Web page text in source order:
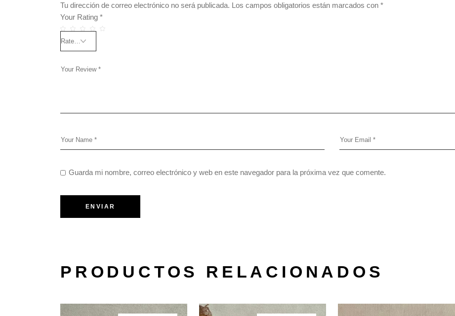
Tu dirección de correo electrónico no será publicada. Los campos obligatorios están marcados con *
Your Rating *
Guarda mi nombre, correo electrónico y web en este navegador para la próxima vez que comente.
ENVIAR
PRODUCTOS RELACIONADOS